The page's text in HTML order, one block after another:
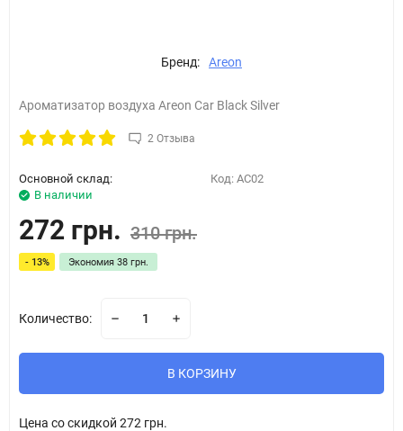
Бренд: Areon
Ароматизатор воздуха Areon Car Black Silver
2 Отзыва
Основной склад:
В наличии
Код: AC02
272 грн. 310 грн.
- 13% Экономия 38 грн.
Количество:
В КОРЗИНУ
Цена со скидкой 272 грн.